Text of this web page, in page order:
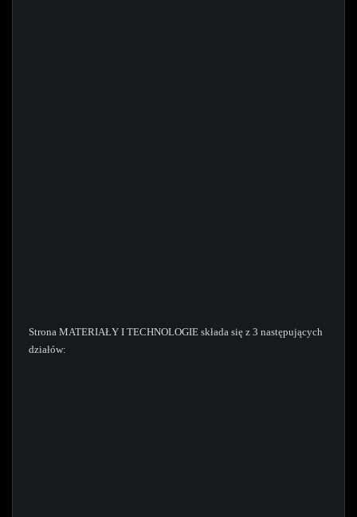
Strona MATERIAŁY I TECHNOLOGIE składa się z 3 następujących
działów: